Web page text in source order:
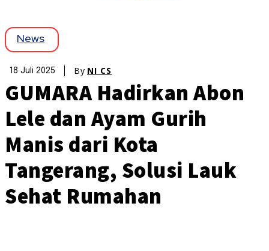
News
18 Juli 2025 By NI CS
GUMARA Hadirkan Abon
Lele dan Ayam Gurih
Manis dari Kota
Tangerang, Solusi Lauk
Sehat Rumahan